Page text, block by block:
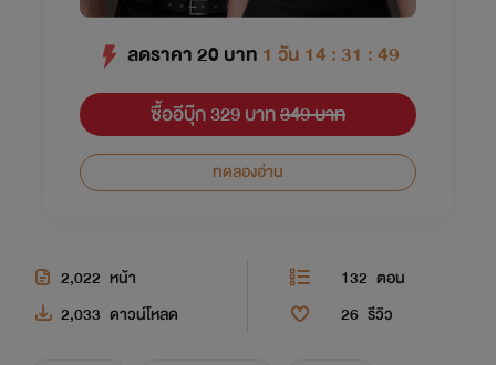
ลดราคา20 บาท 1 วัน 14 : 31 : 49
ซื้ออีบุ๊ก 329 บาท349 บาท
ทดลองอ่าน
2,022 หน้า 132 ตอน
2,033 ดาวน์โหลด 26 รีวิว